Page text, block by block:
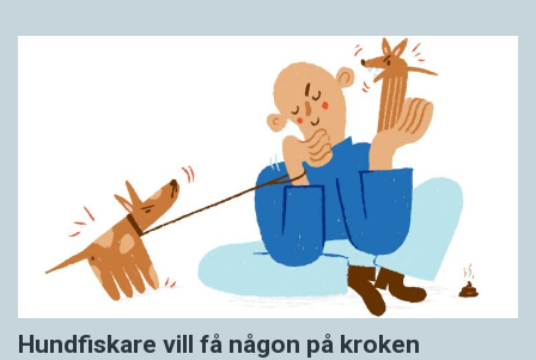
Hundfiskare vill få någon på kroken